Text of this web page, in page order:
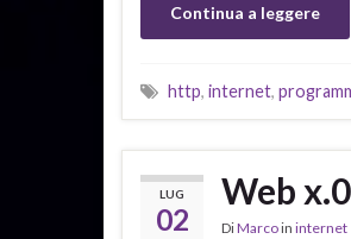
Continua a leggere
http, internet,
LUG
02
Web x.0
DiMarcoin internet